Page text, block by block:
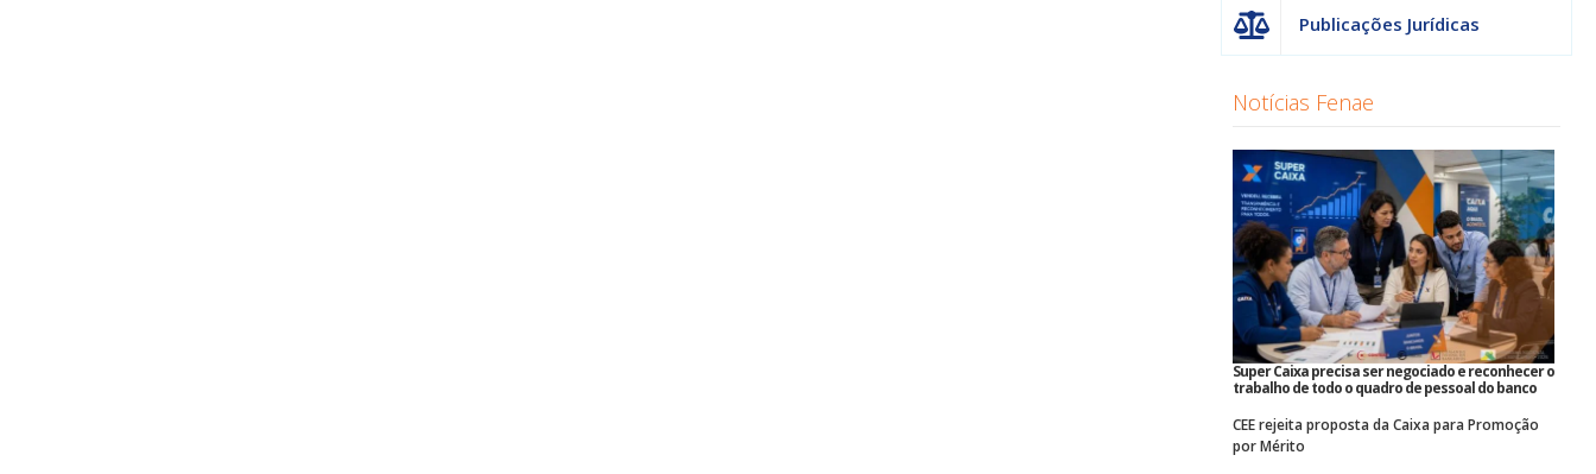
Publicações Jurídicas
Notícias Fenae
Super Caixa precisa ser negociado e reconhecer o
trabalho de todo o quadro de pessoal do banco
CEE rejeita proposta da Caixa para Promoção
por Mérito